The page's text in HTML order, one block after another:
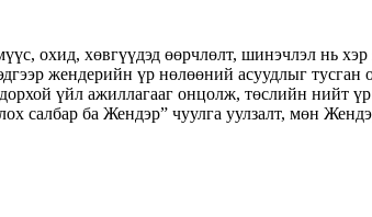
охид, хөвгүүдэд өөрчлөлт, шинэчлэл нь хэр
жендерийн үр нөлөөний асуудлыг
үйл ажиллагааг онцолж, төслийн нийт
ба Жендэр” чуулга уулзалт, мөн